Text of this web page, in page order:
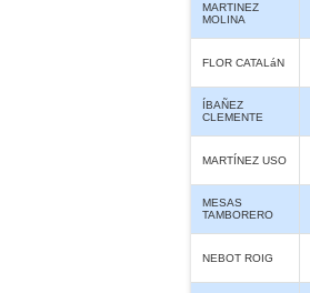
MARTINEZ
MOLINA
FLOR CATALáN
ÍBAÑEZ
CLEMENTE
MARTÍNEZ USO
MESAS
TAMBORERO
NEBOT ROIG